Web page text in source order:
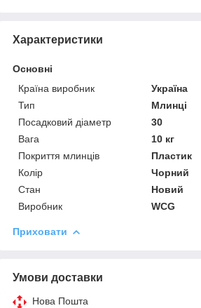
Характеристики
Основні
Країна виробник
Україна
Тип
Млинці
Посадковий діаметр
30
Вага
10 кг
Покриття млинців
Пластик
Колір
Чорний
Стан
Новий
Виробник
WCG
Приховати
Умови доставки
Нова Пошта